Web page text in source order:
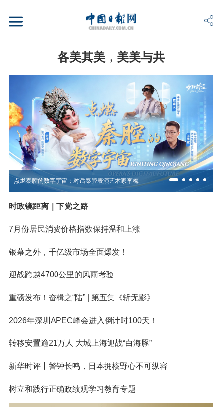
各美其美，美美与共
点燃秦腔的数字宇宙：对话秦腔表演艺术家李梅
时政镜距离｜下党之路
7月份居民消费价格指数保持温和上涨
银幕之外，千亿级市场全面爆发！
迎战跨越4700公里的风雨考验
重磅发布！奋楫之“陆” | 第五集《斩无影》
2026年深圳APEC峰会进入倒计时100天！
转移安置逾21万人 大城上海迎战“白海豚”
新华时评丨警钟长鸣，日本拥核野心不可纵容
树立和践行正确政绩观学习教育专题